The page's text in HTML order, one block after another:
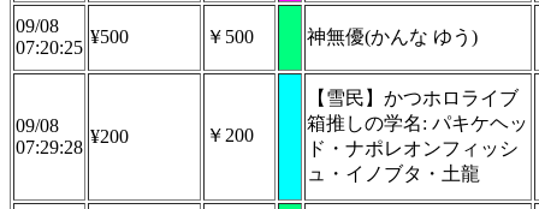
09/08
07:20:25
¥500 ￥500 神無優(かんな ゆう)
09/08
07:29:28
¥200 ￥200
【雪民】かつホロライブ
箱推しの学名: パキケヘッ
ド・ナポレオンフィッシ
ュ・イノブタ・土龍